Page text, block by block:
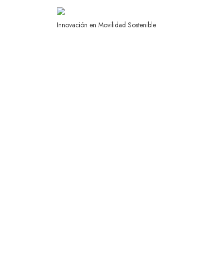
Innovación en Movilidad Sostenible